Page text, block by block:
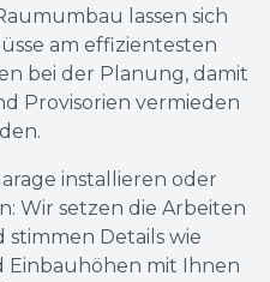
lassen sich
am effizientesten
bei der Planung, damit
Provisorien vermieden
installieren oder
Wir setzen die Arbeiten
Details wie
mit Ihnen